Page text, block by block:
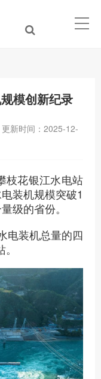
模创新纪录
更新时间：2025-12-
花银江水电站
装机规模突破1
级的省份。
装机总量的四